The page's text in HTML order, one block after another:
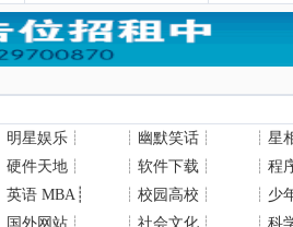
明星娱乐 ┊ ┊ 幽默笑话 ┊ ┊ 星
硬件天地 ┊ ┊ 软件下载 ┊ ┊ 程
英语 MBA┊ ┊ 校园高校 ┊ ┊ 少
国外网站 ┊ ┊ 社会文化 ┊ ┊ 科